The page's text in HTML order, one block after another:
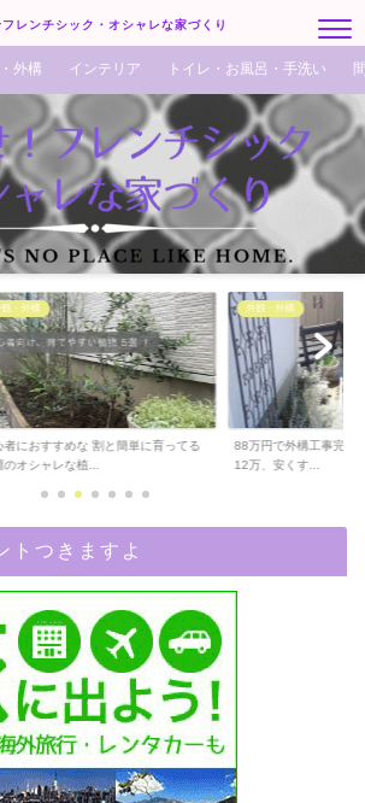
フレンチシック・オシャレな家づくり
外構 インテリア トイレ・お風呂・手洗い
観・外構
者におすすめな 割と簡単に育ってる
のオシャレな植...
外観・外構
88万円で外構工事完了
12万、安くす...
トつきますよ